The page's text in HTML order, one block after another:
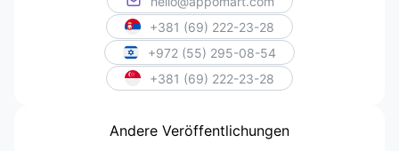
Andere Veröffentlichungen
+381 (69) 222-23-28
+972 (55) 295-08-54
+381 (69) 222-23-28